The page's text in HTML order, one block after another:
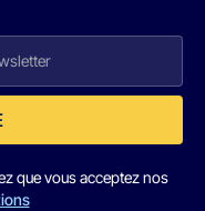
que vous acceptez nos